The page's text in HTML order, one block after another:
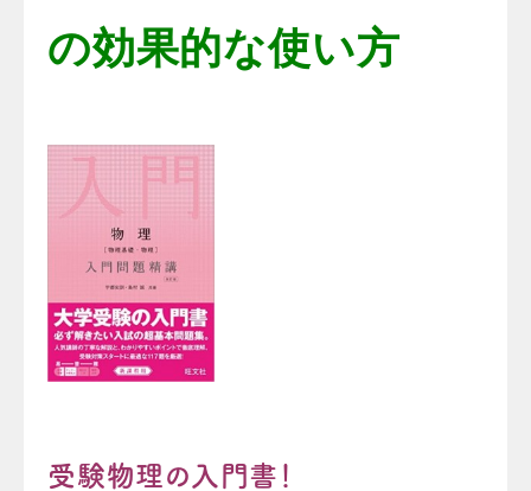
の効果的な使い方
受験物理の入門書！